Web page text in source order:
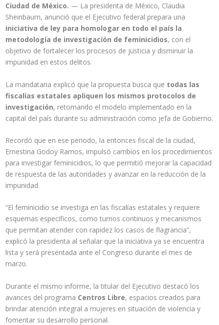
Ciudad de México. — La presidenta de México, Claudia
Sheinbaum, anunció que el Ejecutivo federal prepara una
iniciativa de ley para homologar en todo el país la
metodología de investigación de feminicidios, con el
objetivo de fortalecer los procesos de justicia y disminuir la
impunidad en estos delitos.
La mandataria explicó que la propuesta busca que todas las
fiscalías estatales apliquen los mismos protocolos de
investigación, retomando el modelo implementado en la
capital del país durante su administración como jefa de Gobierno.
Recordó que en ese periodo, la entonces fiscal de la ciudad,
Ernestina Godoy Ramos, impulsó cambios en los procedimientos
para investigar feminicidios, lo que permitió mejorar la capacidad
de respuesta de las autoridades y avanzar en la reducción de la
impunidad.
“El feminicidio se investiga en las fiscalías estatales y requiere
esquemas específicos, como turnos continuos y mecanismos
que permitan atender con rapidez los casos de flagrancia”,
explicó la presidenta al señalar que la iniciativa ya se encuentra
lista y será presentada ante el Congreso durante el mes de
marzo.
Durante el mismo informe, la titular del Ejecutivo destacó los
avances del programa Centros Libre, espacios creados para
brindar atención integral a mujeres en situación de violencia y
fomentar su desarrollo personal.